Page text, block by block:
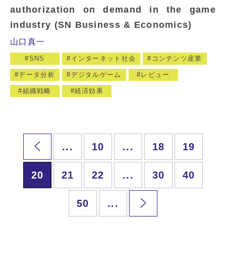
authorization on demand in the game
industry (SN Business & Economics)
山口真一
SNS インターネット社会 コンテンツ産業
データ分析 デジタルゲーム レビュー
組織戦略 経済効果
... 10 ... 18 19
20 21 22 ... 30 40
50 ...